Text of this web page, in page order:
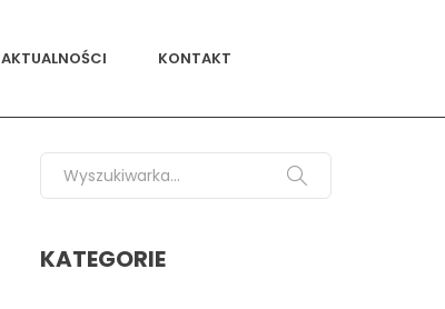
AKTUALNOŚCI KONTAKT
Search for:
KATEGORIE